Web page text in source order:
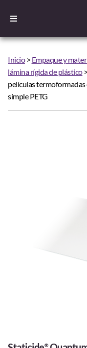
Inicio> Empaque y
lámina rígida de plástico
películas
simple PETG
®